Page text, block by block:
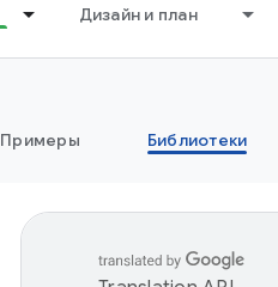
Дизайн и план
Примеры Библиотеки